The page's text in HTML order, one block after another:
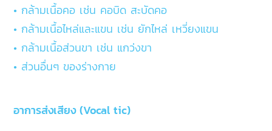
• กล้ามเนื้อคอ เช่น คอบิด สะบัดคอ
• กล้ามเนื้อไหล่และแขน เช่น ยักไหล่ เหวี่ยงแขน
• กล้ามเนื้อส่วนขา เช่น แกว่งขา
• ส่วนอื่นๆ ของร่างกาย
อาการส่งเสียง (Vocal tic)